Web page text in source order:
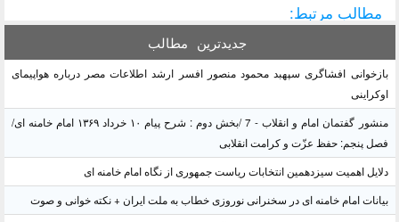
مطالب مرتبط:
جدیدترین مطالب
بازخوانی افشاگری سپهبد محمود منصور افسر ارشد اطلاعات مصر درباره هواپیمای
اوکراینی
منشور گفتمان امام و انقلاب - 7 /بخش دوم : شرح پیام ۱۰ خرداد ۱۳۶۹ امام خامنه ای/
فصل پنجم: حفظ عزّت و کرامت انقلابی
دلایل اهمیت سیزدهمین انتخابات ریاست جمهوری از نگاه امام خامنه ای
بیانات امام خامنه ای در سخنرانی نوروزی خطاب به ملت ایران + نکته خوانی و صوت